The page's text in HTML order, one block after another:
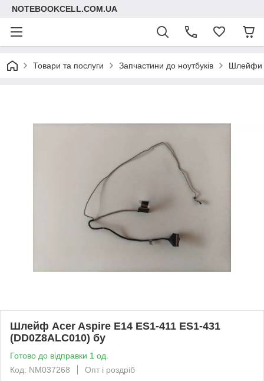
NOTEBOOKCELL.COM.UA
Товари та послуги Запчастини до ноутбуків Шлейфи
Шлейф Acer Aspire E14 ES1-411 ES1-431
(DD0Z8ALC010) бу
Готово до відправки 1 од.
Код: NM037268
Опт і роздріб